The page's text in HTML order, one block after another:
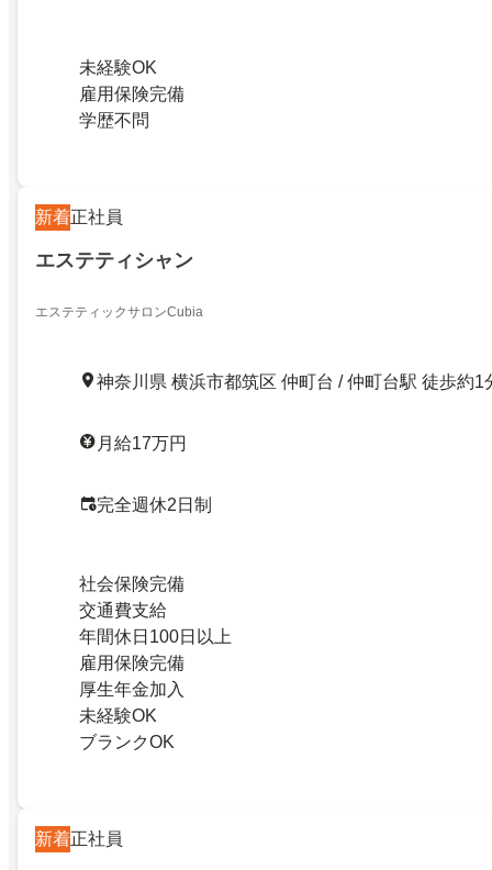
未経験OK
雇用保険完備
学歴不問
新着正社員
エステティシャン
エステティックサロンCubia
神奈川県 横浜市都筑区 仲町台 / 仲町台駅 徒歩約1
月給17万円
完全週休2日制
社会保険完備
交通費支給
年間休日100日以上
雇用保険完備
厚生年金加入
未経験OK
ブランクOK
新着正社員